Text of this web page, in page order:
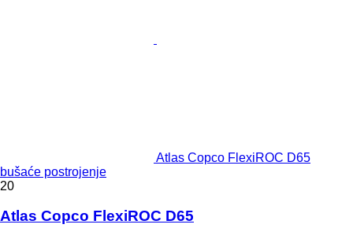
Atlas Copco FlexiROC D65
bušaće postrojenje
20
Atlas Copco FlexiROC D65